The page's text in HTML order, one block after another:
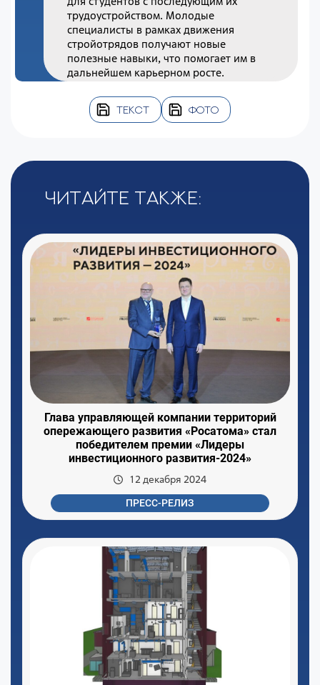
трудоустройством. Молодые
специалисты в рамках движения
стройотрядов получают новые
полезные навыки, что помогает им в
дальнейшем карьерном росте.
ТЕКСТ ФОТО
Читайте также:
Глава управляющей компании территорий
опережающего развития «Росатома» стал
победителем премии «Лидеры
инвестиционного развития-2024»
12 декабря 2024
ПРЕСС-РЕЛИЗ